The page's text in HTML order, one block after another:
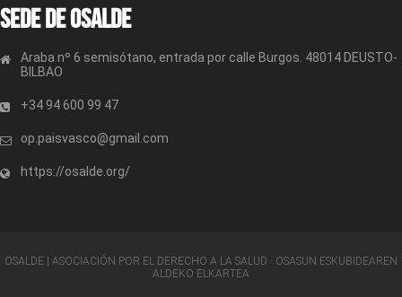
Sede de OSALDE
Araba nº 6 semisótano, entrada por calle Burgos. 48014 DEUSTO-
BILBAO
+34 94 600 99 47
op.paisvasco@gmail.com
https://osalde.org/
OSALDE | ASOCIACIÓN POR EL DERECHO A LA SALUD · OSASUN ESKUBIDEAREN
ALDEKO ELKARTEA